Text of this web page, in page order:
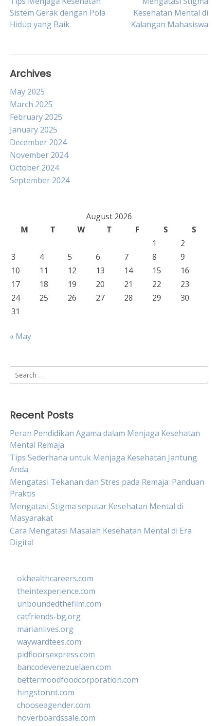
Post
navigation
Sistem Gerak dengan Pola
Hidup yang Baik
Kesehatan Mental di
Kalangan Mahasiswa
Archives
May 2025
March 2025
February 2025
January 2025
December 2024
November 2024
October 2024
September 2024
August 2026
M
T W T F S
S
1
2
3
4 5 6 7 8
9
10
11 12 13 14 15
16
17
18 19 20 21 22
23
24
25 26 27 28 29
30
31
« May
Search
for:
Recent Posts
Peran Pendidikan Agama dalam Menjaga Kesehatan
Mental Remaja
Tips Sederhana untuk Menjaga Kesehatan Jantung
Anda
Mengatasi Tekanan dan Stres pada Remaja: Panduan
Praktis
Mengatasi Stigma seputar Kesehatan Mental di
Masyarakat
Cara Mengatasi Masalah Kesehatan Mental di Era
Digital
okhealthcareers.com
theintexperience.com
unboundedthefilm.com
catfriends-bg.org
marianlives.org
waywardtees.com
pidfloorsexpress.com
bancodevenezuelaen.com
bettermoodfoodcorporation.com
hingstonnt.com
chooseagender.com
hoverboardssale.com